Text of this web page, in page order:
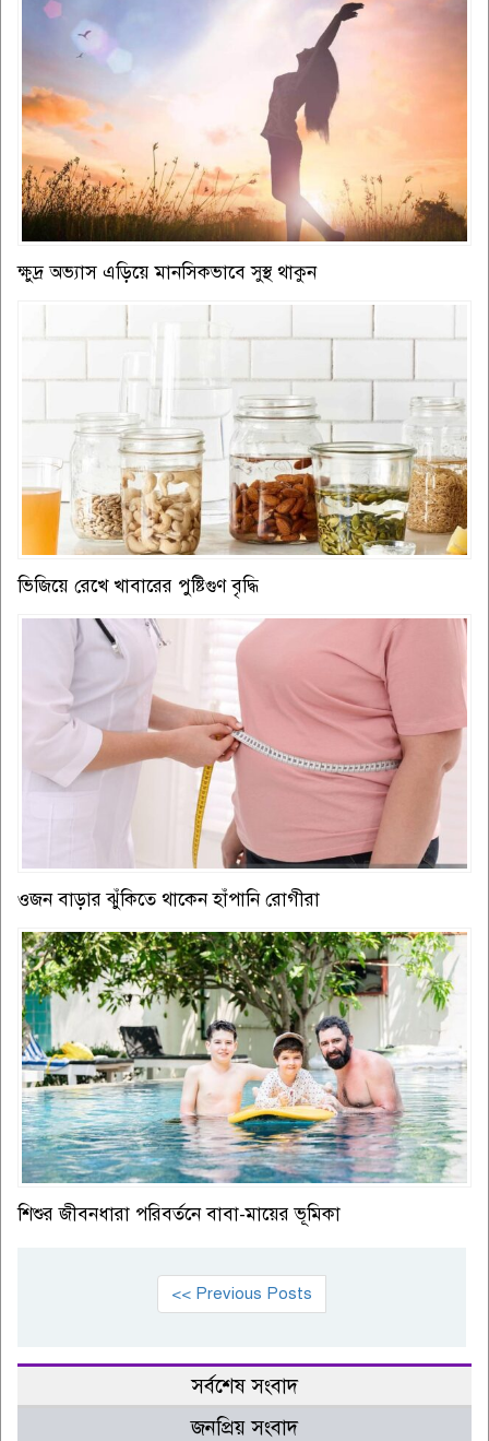
ক্ষুদ্র অভ্যাস এড়িয়ে মানসিকভাবে সুস্থ থাকুন
ভিজিয়ে রেখে খাবারের পুষ্টিগুণ বৃদ্ধি
ওজন বাড়ার ঝুঁকিতে থাকেন হাঁপানি রোগীরা
শিশুর জীবনধারা পরিবর্তনে বাবা-মায়ের ভূমিকা
<< Previous Posts
সর্বশেষ সংবাদ
জনপ্রিয় সংবাদ